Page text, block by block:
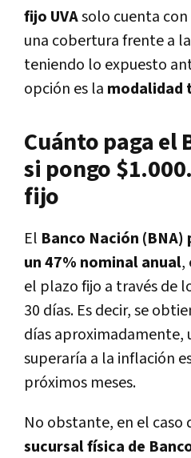
fijo UVAsolo cuenta
una cobertura frente a
teniendo lo expuesto
opción es la modalidad
Cuánto paga el
si pongo
fijo
El Banco Nación
un 47% nominal anual,
el plazo fijo a través de
30 días. Es decir, se
días aproximadamente,
superaría a la inflación
próximos meses.
No obstante, en el caso
sucursal física de